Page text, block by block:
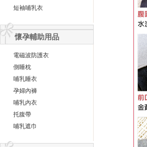
短袖哺乳衣
懷孕輔助用品
電磁波防護衣
側睡枕
哺乳睡衣
孕婦內褲
哺乳內衣
托腹帶
哺乳遮巾